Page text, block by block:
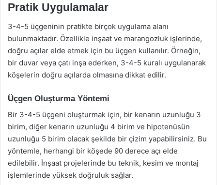
Pratik Uygulamalar
3-4-5 üçgeninin pratikte birçok uygulama alanı
bulunmaktadır. Özellikle inşaat ve marangozluk işlerinde,
doğru açılar elde etmek için bu üçgen kullanılır. Örneğin,
bir duvar veya çatı inşa ederken, 3-4-5 kuralı uygulanarak
köşelerin doğru açılarda olmasına dikkat edilir.
Üçgen Oluşturma Yöntemi
Bir 3-4-5 üçgeni oluşturmak için, bir kenarın uzunluğu 3
birim, diğer kenarın uzunluğu 4 birim ve hipotenüsün
uzunluğu 5 birim olacak şekilde bir çizim yapabilirsiniz. Bu
yöntemle, herhangi bir köşede 90 derece açı elde
edilebilir. İnşaat projelerinde bu teknik, kesim ve montaj
işlemlerinde yüksek doğruluk sağlar.